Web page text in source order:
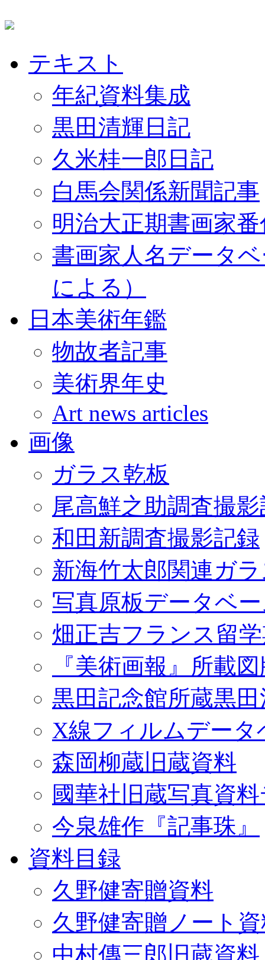
テキスト
年紀資料集成
黒田清輝日記
久米桂一郎日記
白馬会関係新聞記事
明治大正期書画家
書画家人名データ
による）
日本美術年鑑
物故者記事
美術界年史
Art news articles
画像
ガラス乾板
尾高鮮之助調査撮
和田新調査撮影記録
新海竹太郎関連ガ
写真原板データベ
畑正吉フランス留
『美術画報』所載
黒田記念館所蔵黒
X線フィルムデータ
森岡柳蔵旧蔵資料
國華社旧蔵写真資
今泉雄作『記事珠』
資料目録
久野健寄贈資料
久野健寄贈ノート
中村傳三郎旧蔵資料